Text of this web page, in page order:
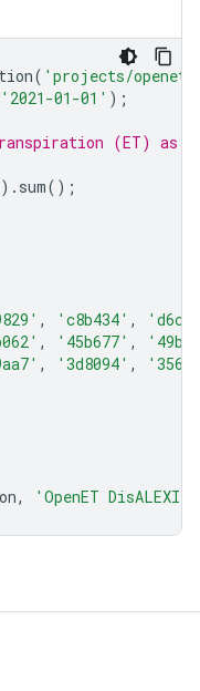
( 'projects/openet/
'2021-01-01' );
(ET) as
). sum();
, 'c8b434' ,
, '45b677' ,
, '3d8094' ,
, 'OpenET DisALEXI